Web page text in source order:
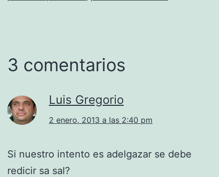
3 comentarios
Luis Gregorio
2 enero, 2013 a las 2:40 pm
Si nuestro intento es adelgazar se debe
redicir sa sal?